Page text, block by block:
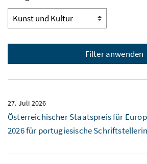
Filter anwenden
27. Juli 2026
Österreichischer Staatspreis für
2026 für portugiesische Schriftstellerin